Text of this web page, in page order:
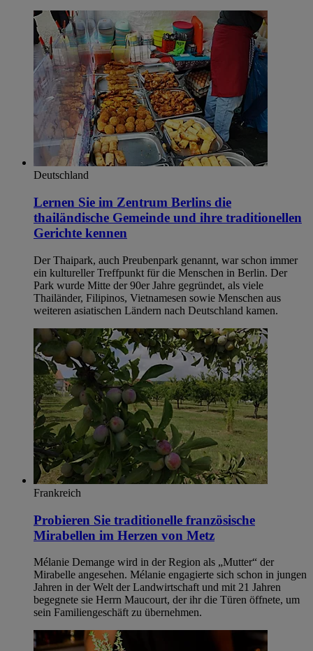
Deutschland
Lernen Sie im Zentrum Berlins die
thailändische Gemeinde und ihre traditionellen
Gerichte kennen
Der Thaipark, auch Preubenpark genannt, war schon immer
ein kultureller Treffpunkt für die Menschen in Berlin. Der
Park wurde Mitte der 90er Jahre gegründet, als viele
Thailänder, Filipinos, Vietnamesen sowie Menschen aus
weiteren asiatischen Ländern nach Deutschland kamen.
Frankreich
Probieren Sie traditionelle französische
Mirabellen im Herzen von Metz
Mélanie Demange wird in der Region als „Mutter“ der
Mirabelle angesehen. Mélanie engagierte sich schon in jungen
Jahren in der Welt der Landwirtschaft und mit 21 Jahren
begegnete sie Herrn Maucourt, der ihr die Türen öffnete, um
sein Familiengeschäft zu übernehmen.